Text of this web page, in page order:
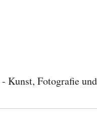
Kunst, Fotografie